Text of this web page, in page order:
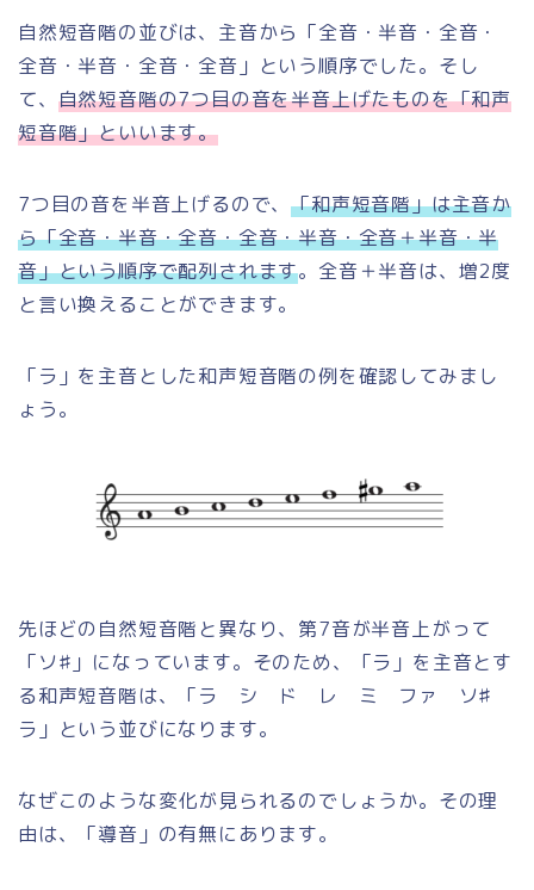
自然短音階の並びは、主音から「全音・半音・全音・
全音・半音・全音・全音」という順序でした。そし
て、 自然短音階の7つ目の音を半音上げたものを「和声
短音階」といいます。
7つ目の音を半音上げるので、「和声短音階」は主音か
ら「全音・半音・全音・全音・半音・全音＋半音・半
音」という順序で配列されます。全音＋半音は、増2度
と言い換えることができます。
「ラ」を主音とした和声短音階の例を確認してみまし
ょう。
先ほどの自然短音階と異なり、第7音が半音上がって
「ソ♯」になっています。そのため、「ラ」を主音とす
る和声短音階は、「ラ シ ド レ ミ ファ ソ♯
ラ」という並びになります。
なぜこのような変化が見られるのでしょうか。その理
由は、「導音」の有無にあります。